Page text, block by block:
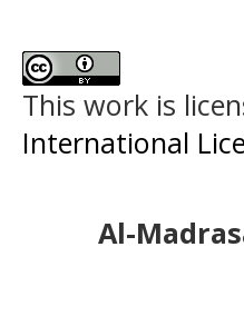
This work is
International
Al-